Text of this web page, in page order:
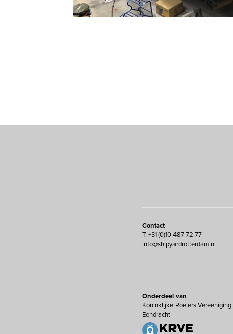
Contact
T: +31 (0)10 487 72 77
info@shipyardrotterdam.nl
Onderdeel van
Koninklijke Roeiers Vereeniging
Eendracht